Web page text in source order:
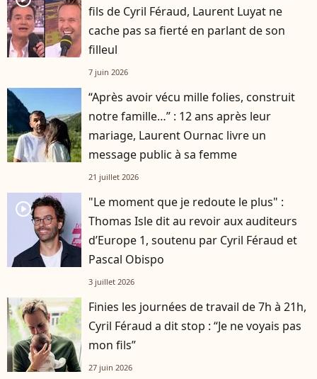
fils de Cyril Féraud, Laurent Luyat ne
cache pas sa fierté en parlant de son
filleul
7 juin 2026
“Après avoir vécu mille folies, construit
notre famille…” : 12 ans après leur
mariage, Laurent Ournac livre un
message public à sa femme
21 juillet 2026
player2
"Le moment que je redoute le plus" :
Thomas Isle dit au revoir aux auditeurs
d’Europe 1, soutenu par Cyril Féraud et
Pascal Obispo
3 juillet 2026
Finies les journées de travail de 7h à 21h,
Cyril Féraud a dit stop : “Je ne voyais pas
mon fils”
27 juin 2026